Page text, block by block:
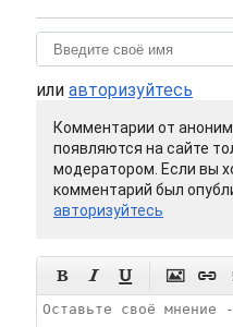
или авторизуйтесь
Комментарии от
появляются на сайте
модератором. Если вы
комментарий был
авторизуйтесь
    